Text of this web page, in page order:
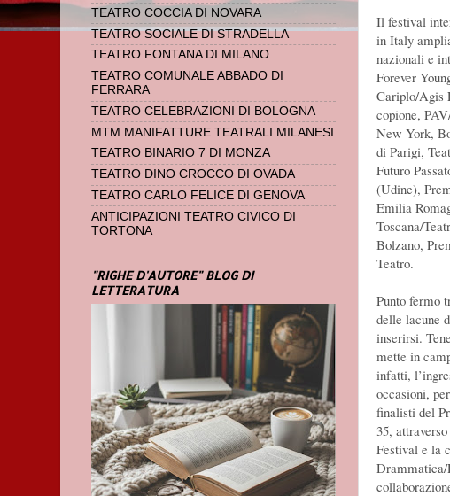
Il festival
in Italy
nazionali e
Forever
Cariplo/Agis
copione,
New York,
di Parigi,
Futuro
(Udine),
Emilia
Toscana/
Bolzano,
Teatro.
Punto fermo
delle lacune
inserirsi.
mette in
infatti,
occasioni,
finalisti del
35,
Festival e la
Drammatica/
TEATRO COCCIA DI NOVARA
TEATRO SOCIALE DI STRADELLA
TEATRO FONTANA DI MILANO
TEATRO COMUNALE ABBADO DI
FERRARA
TEATRO CELEBRAZIONI DI BOLOGNA
MTM MANIFATTURE TEATRALI MILANESI
TEATRO BINARIO 7 DI MONZA
TEATRO DINO CROCCO DI OVADA
TEATRO CARLO FELICE DI GENOVA
ANTICIPAZIONI TEATRO CIVICO DI
TORTONA
"RIGHE D'AUTORE" BLOG DI
LETTERATURA